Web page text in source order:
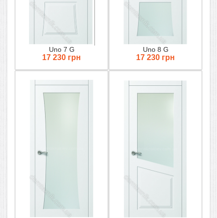
Uno 7 G
17 230 грн
Uno 8 G
17 230 грн